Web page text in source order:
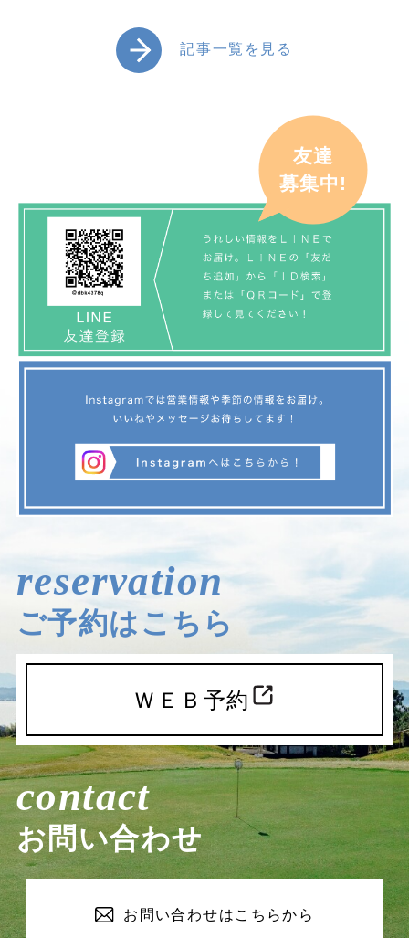
記事一覧を見る
友達
募集中!
reservation
ご予約はこちら
ＷＥＢ予約
contact
お問い合わせ
お問い合わせは こちらから